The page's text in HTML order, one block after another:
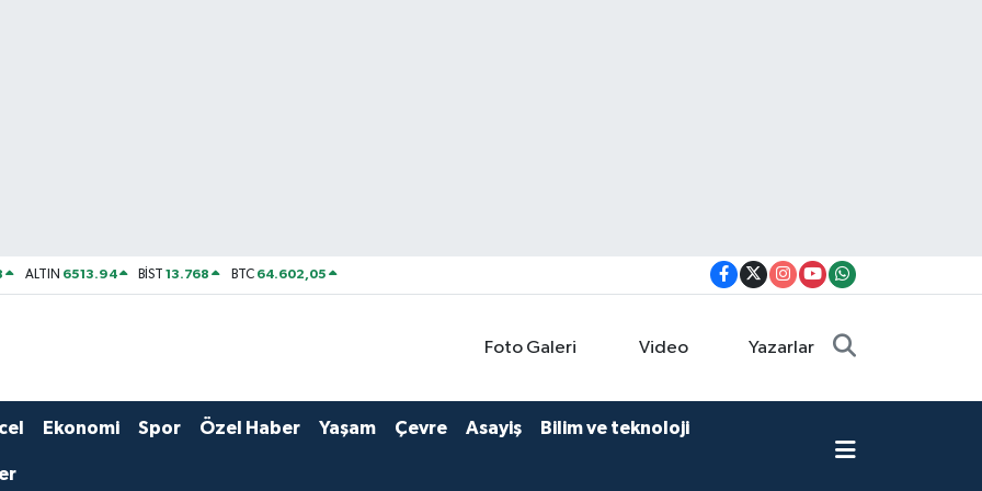
ALTIN 6513.94 BİST13.768 BTC 64.602,05
Foto Galeri Video Yazarlar
Ekonomi Spor Özel Haber Yaşam Çevre Asayiş Bilim ve teknoloji